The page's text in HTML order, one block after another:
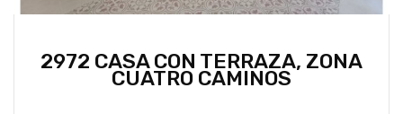
2972 CASA CON TERRAZA, ZONA
CUATRO CAMINOS